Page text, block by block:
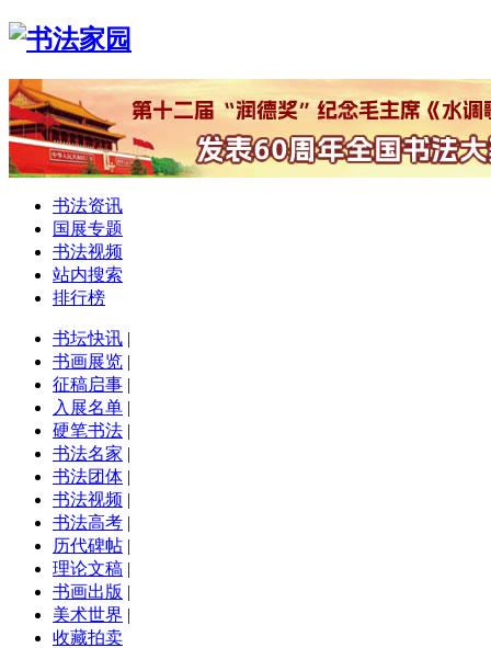
书法资讯
国展专题
书法视频
站内搜索
排行榜
书坛快讯 |
书画展览 |
征稿启事 |
入展名单 |
硬笔书法 |
书法名家 |
书法团体 |
书法视频 |
书法高考 |
历代碑帖 |
理论文稿 |
书画出版 |
美术世界 |
收藏拍卖